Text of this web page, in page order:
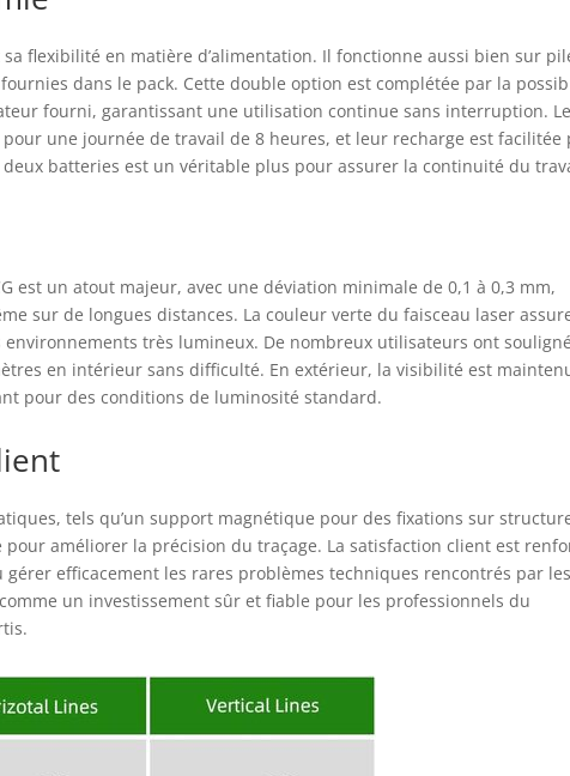
brillante d'Osram, qui est résistante aux variations de température
est deux fois plus lumineux que le laser rouge, avec une portée de
travail allant jusqu'à 85 pieds (300 LUX) avec une précision de ±1/9
pouce à 33 pieds. CONTENU DU PACKAGE ET GARANTIE : Le kit
comprend une mallette de transport rigide, le niveau laser 4D pour
carrelage, 2 batteries Li-ion, un cordon de type C, un adaptateur
secteur, une base élévatrice, une plaque cible laser, un support
Support client à vie (sans tracas en cas de dépassement de la
garantie).
sa flexibilité en matière d’alimentation. Il fonctionne aussi bien sur
dans le pack. Cette double option est complétée par la
fourni, garantissant une utilisation continue sans interruption.
une journée de travail de 8 heures, et leur recharge est facilitée
batteries est un véritable plus pour assurer la continuité du
est un atout majeur, avec une déviation minimale de 0,1 à 0,3 mm,
sur de longues distances. La couleur verte du faisceau laser
très lumineux. De nombreux utilisateurs ont
en intérieur sans difficulté. En extérieur, la visibilité est
pour des conditions de luminosité standard.
tels qu’un support magnétique pour des fixations sur
améliorer la précision du traçage. La satisfaction client est
efficacement les rares problèmes techniques rencontrés par
un investissement sûr et fiable pour les professionnels du